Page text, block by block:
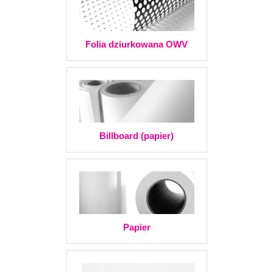
Folia dziurkowana OWV
Billboard (papier)
Papier